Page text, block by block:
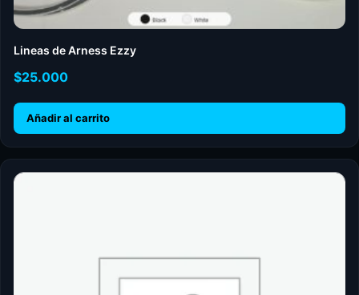
Lineas de Arness Ezzy
$25.000
Añadir al carrito